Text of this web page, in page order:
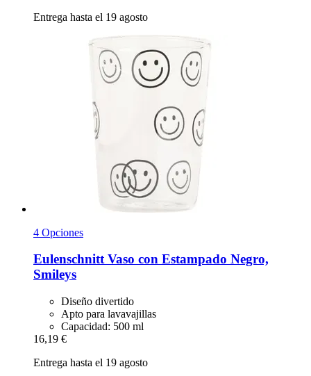
Entrega hasta el 19 agosto
4 Opciones
EulenschnittVaso con Estampado Negro,
Smileys
Diseño divertido
Apto para lavavajillas
Capacidad: 500 ml
16,19 €
Entrega hasta el 19 agosto